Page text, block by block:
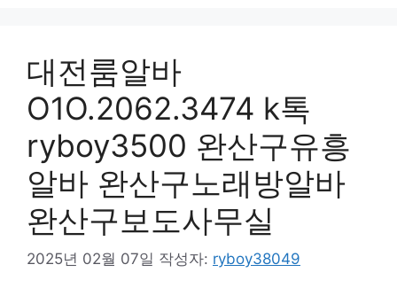
대전룸알바
O1O.2062.3474 k톡
ryboy3500 완산구유흥
알바 완산구노래방알바
완산구보도사무실
2025년 02월 07일 작성자: ryboy38049